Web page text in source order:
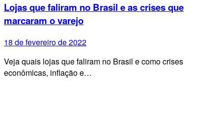
Lojas que faliram no Brasil e as crises que
marcaram o varejo
18 de fevereiro de 2022
Veja quais lojas que faliram no Brasil e como crises
econômicas, inflação e…